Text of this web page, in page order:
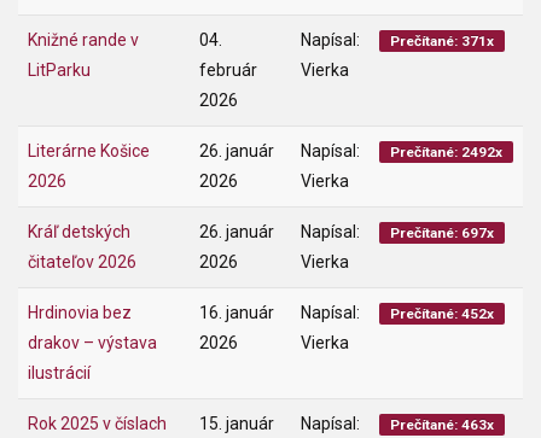
Knižné rande v
LitParku
04.
február
2026
Napísal:
Vierka
Prečítané: 371x
Literárne Košice
2026
26. január
2026
Napísal:
Vierka
Prečítané: 2492x
Kráľ detských
čitateľov 2026
26. január
2026
Napísal:
Vierka
Prečítané: 697x
Hrdinovia bez
drakov – výstava
ilustrácií
16. január
2026
Napísal:
Vierka
Prečítané: 452x
Rok 2025 v číslach
15. január
Napísal:
Prečítané: 463x